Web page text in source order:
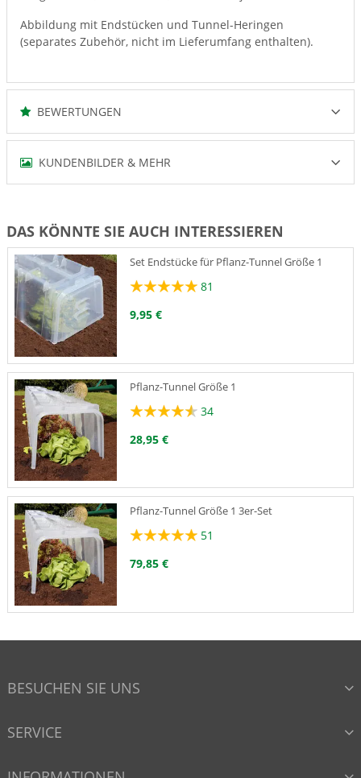
Abbildung mit Endstücken und Tunnel-Heringen
(separates Zubehör, nicht im Lieferumfang enthalten).
BEWERTUNGEN
KUNDENBILDER & MEHR
DAS KÖNNTE SIE AUCH INTERESSIEREN
Set Endstücke für Pflanz-Tunnel Größe 1
81
9,95 €
Pflanz-Tunnel Größe 1
34
28,95 €
Pflanz-Tunnel Größe 1 3er-Set
51
79,85 €
BESUCHEN SIE UNS
SERVICE